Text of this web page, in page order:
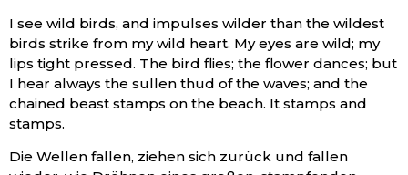
I see wild birds, and impulses wilder than the wildest
birds strike from my wild heart. My eyes are wild; my
lips tight pressed. The bird flies; the flower dances; but
I hear always the sullen thud of the waves; and the
chained beast stamps on the beach. It stamps and
stamps.
Die Wellen fallen, ziehen sich zurück und fallen